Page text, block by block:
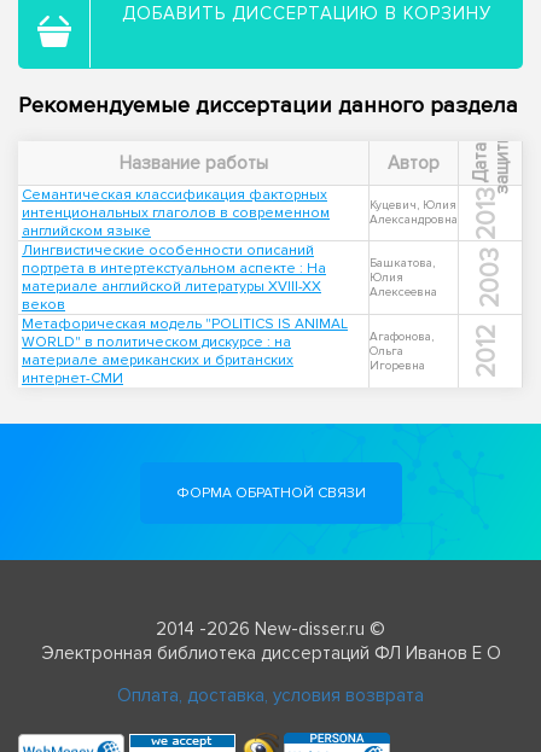
ДОБАВИТЬ ДИССЕРТАЦИЮ В КОРЗИНУ
Рекомендуемые диссертации данного раздела
Название работы Автор Д
а
т
а
з
а
щ
и
т ы
Семантическая классификация факторных
интенциональных глаголов в современном
английском языке
Куцевич, Юлия
Александровна
2013
Лингвистические особенности описаний
портрета в интертекстуальном аспекте : На
материале английской литературы XVIII-XX
веков
Башкатова,
Юлия
Алексеевна
2003
Метафорическая модель "POLITICS IS ANIMAL
WORLD" в политическом дискурсе : на
материале американских и британских
интернет-СМИ
Агафонова,
Ольга
Игоревна
2012
ФОРМА ОБРАТНОЙ СВЯЗИ
2014 -2026 New-disser.ru ©
Электронная библиотека диссертаций ФЛ Иванов Е О
Оплата, доставка, условия возврата